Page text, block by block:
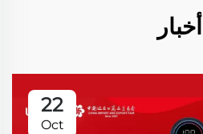
أخبار
22
Oct